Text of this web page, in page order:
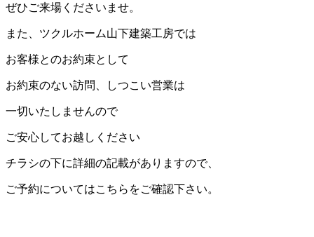
ぜひご来場くださいませ。
また、ツクルホーム山下建築工房では
お客様とのお約束として
お約束のない訪問、しつこい営業は
一切いたしませんので
ご安心してお越しください
チラシの下に詳細の記載がありますので、
ご予約についてはこちらをご確認下さい。